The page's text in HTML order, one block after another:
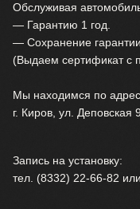
Обслуживая
— Гарантию 1 год.
— Сохранение
(Выдаем сертификат с
Мы находимся по
г. Киров, ул. Деповская
Запись на установку:
тел. (8332) 22-66-82